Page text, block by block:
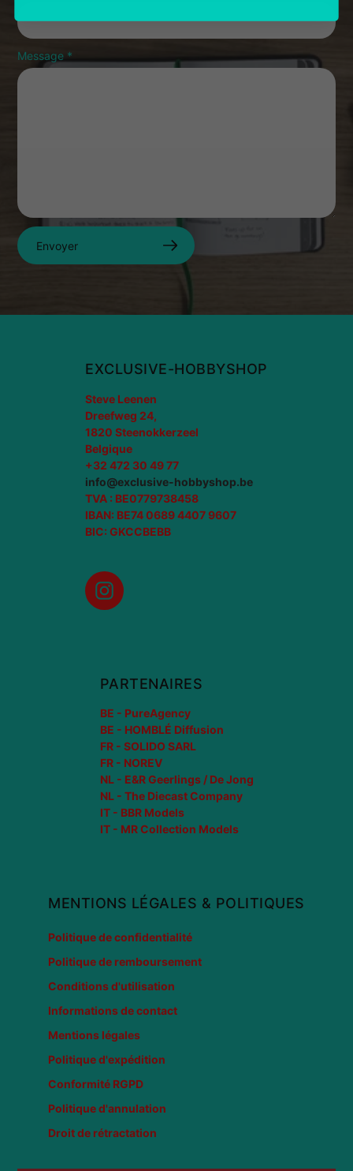
Message *
Envoyer
EXCLUSIVE-HOBBYSHOP
Steve Leenen
Dreefweg 24,
1820 Steenokkerzeel
Belgique
+32 472 30 49 77
info@exclusive-hobbyshop.be
TVA : BE0779738458
IBAN: BE74 0689 4407 9607
BIC: GKCCBEBB
Instagram
PARTENAIRES
BE - PureAgency
BE - HOMBLÉ Diffusion
FR - SOLIDO SARL
FR - NOREV
NL - E&R Geerlings / De Jong
NL - The Diecast Company
IT - BBR Models
IT - MR Collection Models
MENTIONS LÉGALES & POLITIQUES
Politique de confidentialité
Politique de remboursement
Conditions d'utilisation
Informations de contact
Mentions légales
Politique d'expédition
Conformité RGPD
Politique d'annulation
Droit de rétractation